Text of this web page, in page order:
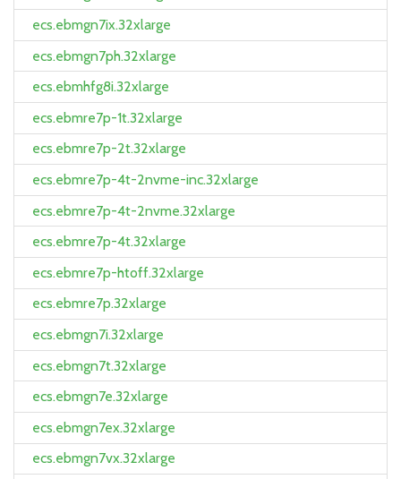
ecs.ebmgn7ix.32xlarge
ecs.ebmgn7ph.32xlarge
ecs.ebmhfg8i.32xlarge
ecs.ebmre7p-1t.32xlarge
ecs.ebmre7p-2t.32xlarge
ecs.ebmre7p-4t-2nvme-inc.32xlarge
ecs.ebmre7p-4t-2nvme.32xlarge
ecs.ebmre7p-4t.32xlarge
ecs.ebmre7p-htoff.32xlarge
ecs.ebmre7p.32xlarge
ecs.ebmgn7i.32xlarge
ecs.ebmgn7t.32xlarge
ecs.ebmgn7e.32xlarge
ecs.ebmgn7ex.32xlarge
ecs.ebmgn7vx.32xlarge